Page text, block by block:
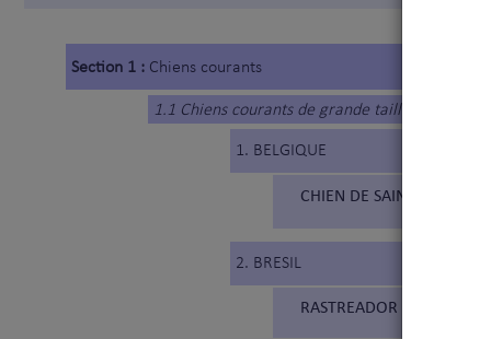
Section 1 : Chiens courants
1.1 Chiens courants de grande taille
1. BELGIQUE
CHIEN DE SAINT HUBERT
2. BRESIL
RASTREADOR